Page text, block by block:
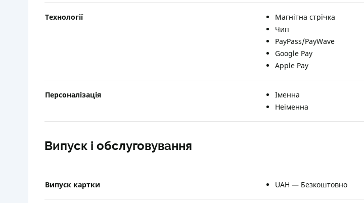
Технології
Магнітна стрічка
Чип
PayPass/PayWave
Google Pay
Apple Pay
Персоналізація
Іменна
Неіменна
Випуск і обслуговування
Випуск картки UAH — Безкоштовно